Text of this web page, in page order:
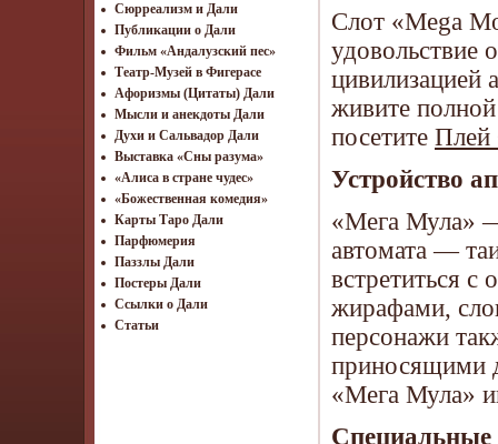
Cюрреализм и Дали
Публикации о Дали
Фильм «Андалузский пес»
Театр-Музей в Фигерасе
Афоризмы (Цитаты) Дали
Мысли и анекдоты Дали
Духи и Сальвадор Дали
Выставка «Сны разума»
«Алиса в стране чудес»
«Божественная комедия»
Карты Таро Дали
Парфюмерия
Паззлы Дали
Постеры Дали
Ссылки о Дали
Статьи
Слот «Mega
удовольствие
цивилизацией
живите
посетите Плей
Устройство
«Мега Мула»
автомата —
встретиться
жирафами,
персонажи
приносящими
«Мега Мула»